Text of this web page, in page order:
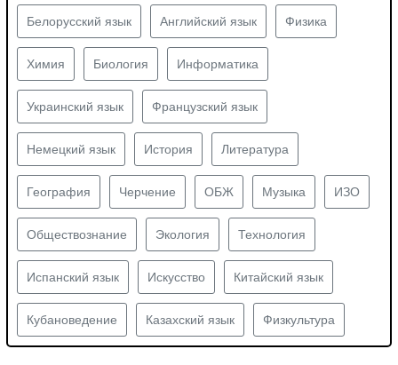
Белорусский язык Английский язык Физика
Химия Биология Информатика
Украинский язык Французский язык
Немецкий язык История Литература
География Черчение ОБЖ Музыка ИЗО
Обществознание Экология Технология
Испанский язык Искусство Китайский язык
Кубановедение Казахский язык Физкультура